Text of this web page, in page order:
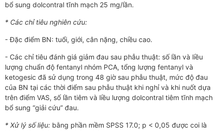
bổ sung dolcontral tĩnh mạch 25 mg/lần.
* Các chỉ tiêu nghiên cứu:
- Đặc điểm BN: tuổi, giới, cân nặng, chiều cao.
- Các chỉ tiêu đánh giá giảm đau sau phẫu thuật: số lần và liều
lượng chuẩn độ fentanyl nhóm PCA, tổng lượng fentanyl và
ketogesic đã sử dụng trong 48 giờ sau phẫu thuật, mức độ đau
của BN tại các thời điểm sau phẫu thuật khi nghỉ và khi nuốt dựa
trên điểm VAS, số lần tiêm và liều lượng dolcontral tiêm tĩnh mạch
bổ sung “giải cứu” đau.
* Xử lý số liệu: bằng phần mềm SPSS 17.0; p < 0,05 được coi là